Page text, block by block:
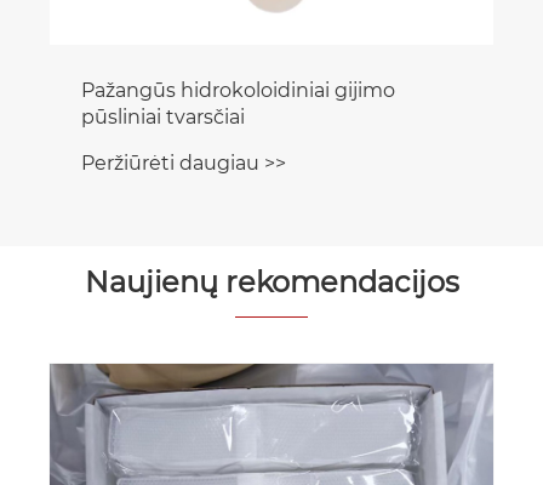
Naujienų rekomendacijos
Kaip elastiniai vandeniui atsparūs odos
spalvos randų pleistrai gali pagerinti